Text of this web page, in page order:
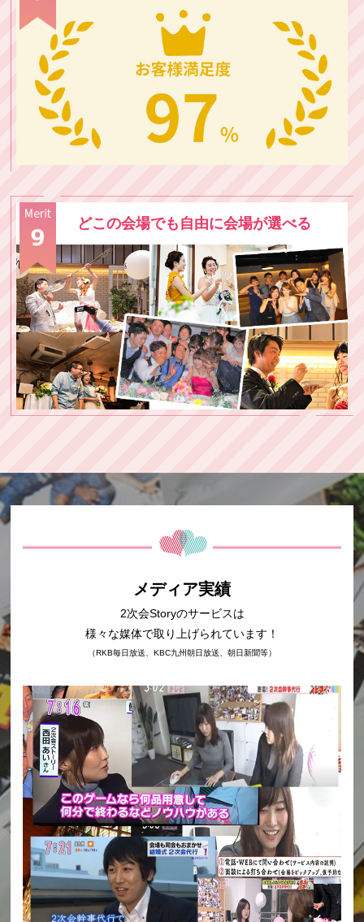
どこの会場でも自由に会場が選べる
メディア実績
2次会Storyのサービスは
様々な媒体で取り上げられています！
（RKB毎日放送、KBC九州朝日放送、朝日新聞等）